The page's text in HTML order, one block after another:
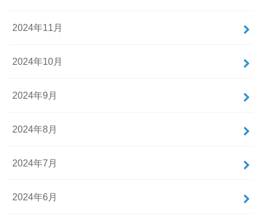
2024年11月
2024年10月
2024年9月
2024年8月
2024年7月
2024年6月